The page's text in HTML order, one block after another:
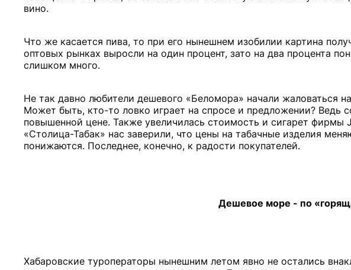
вино.
Что же касается пива, то при его нынешнем изобилии картина
оптовых рынках выросли на один процент, зато на два процента
слишком много.
Не так давно любители дешевого «Беломора» начали жаловаться
Может быть, кто-то ловко играет на спросе и предложении? Ведь
повышенной цене. Также увеличилась стоимость и сигарет фирмы
«Столица-Табак» нас заверили, что цены на табачные изделия
понижаются. Последнее, конечно, к радости покупателей.
Дешевое море - по
Хабаровские туроператоры нынешним летом явно не остались